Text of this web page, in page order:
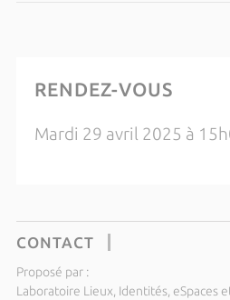
RENDEZ-VOUS
Mardi 29 avril 2025 à
CONTACT
Proposé par :
Laboratoire Lieux, Identités, eSpaces